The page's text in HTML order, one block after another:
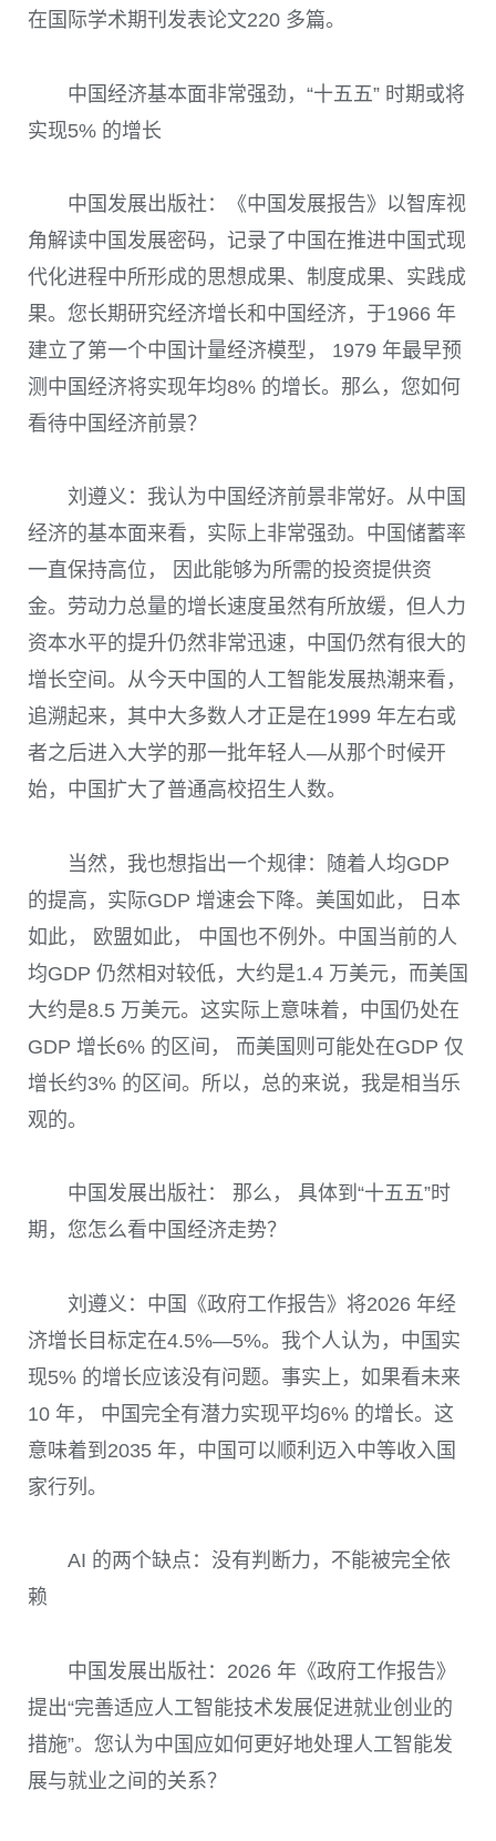
在国际学术期刊发表论文220 多篇。
中国经济基本面非常强劲，“十五五” 时期或将
实现5% 的增长
中国发展出版社：《中国发展报告》以智库视
角解读中国发展密码，记录了中国在推进中国式现
代化进程中所形成的思想成果、制度成果、实践成
果。您长期研究经济增长和中国经济，于1966 年
建立了第一个中国计量经济模型， 1979 年最早预
测中国经济将实现年均8% 的增长。那么，您如何
看待中国经济前景？
刘遵义：我认为中国经济前景非常好。从中国
经济的基本面来看，实际上非常强劲。中国储蓄率
一直保持高位， 因此能够为所需的投资提供资
金。劳动力总量的增长速度虽然有所放缓，但人力
资本水平的提升仍然非常迅速，中国仍然有很大的
增长空间。从今天中国的人工智能发展热潮来看，
追溯起来，其中大多数人才正是在1999 年左右或
者之后进入大学的那一批年轻人—从那个时候开
始，中国扩大了普通高校招生人数。
当然，我也想指出一个规律：随着人均GDP
的提高，实际GDP 增速会下降。美国如此， 日本
如此， 欧盟如此， 中国也不例外。中国当前的人
均GDP 仍然相对较低，大约是1.4 万美元，而美国
大约是8.5 万美元。这实际上意味着，中国仍处在
GDP 增长6% 的区间， 而美国则可能处在GDP 仅
增长约3% 的区间。所以，总的来说，我是相当乐
观的。
中国发展出版社： 那么， 具体到“十五五”时
期，您怎么看中国经济走势？
刘遵义：中国《政府工作报告》将2026 年经
济增长目标定在4.5%—5%。我个人认为，中国实
现5% 的增长应该没有问题。事实上，如果看未来
10 年， 中国完全有潜力实现平均6% 的增长。这
意味着到2035 年，中国可以顺利迈入中等收入国
家行列。
AI 的两个缺点：没有判断力，不能被完全依
赖
中国发展出版社：2026 年《政府工作报告》
提出“完善适应人工智能技术发展促进就业创业的
措施”。您认为中国应如何更好地处理人工智能发
展与就业之间的关系？